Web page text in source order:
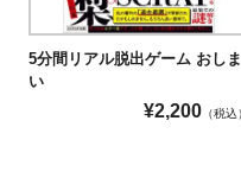
5分間リアル脱出ゲーム おしま
い
¥2,200 （税込